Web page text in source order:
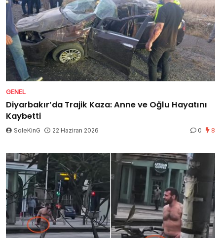
GENEL
Diyarbakır’da Trajik Kaza: Anne ve Oğlu Hayatını
Kaybetti
SoleKinG 22 Haziran 2026 0 8